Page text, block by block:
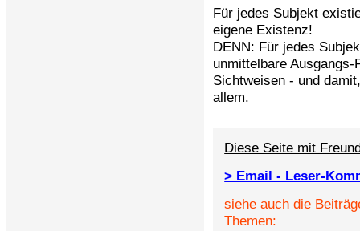
Für jedes Subjekt
eigene Existenz!
DENN: Für jedes
unmittelbare
Sichtweisen - und
allem.
Diese Seite mit
> Email - Leser-
siehe auch die
Themen: